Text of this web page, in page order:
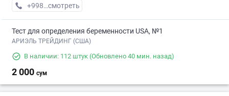
+998 (77) XXX-XX-XX
смотреть
Тест для определения беременности USA, №1
АРИЭЛЬ ТРЕЙДИНГ (США)
В наличии: 112 штук (Обновлено 40 мин. назад)
2 000 сум